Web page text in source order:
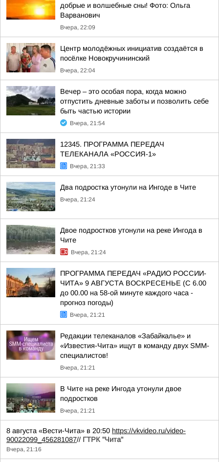
добрые и волшебные сны! Фото: Ольга
Варванович
Вчера, 22:09
Центр молодёжных инициатив создаётся в
посёлке Новокручининский
Вчера, 22:04
Вечер – это особая пора, когда можно
отпустить дневные заботы и позволить себе
быть частью истории
Вчера, 21:54
12345. ПРОГРАММА ПЕРЕДАЧ
ТЕЛЕКАНАЛА «РОССИЯ-1»
Вчера, 21:33
Два подростка утонули на Ингоде в Чите
Вчера, 21:24
Двое подростков утонули на реке Ингода в
Чите
Вчера, 21:24
ПРОГРАММА ПЕРЕДАЧ «РАДИО РОССИИ-
ЧИТА» 9 АВГУСТА ВОСКРЕСЕНЬЕ (С 6.00
до 00.00 на 58-ой минуте каждого часа -
прогноз погоды)
Вчера, 21:21
Редакции телеканалов «Забайкалье» и
«Известия-Чита» ищут в команду двух SMM-
специалистов!
Вчера, 21:21
В Чите на реке Ингода утонули двое
подростков
Вчера, 21:21
8 августа «Вести-Чита» в 20:50 https://vkvideo.ru/video-
90022099_456281087// ГТРК "Чита"
Вчера, 21:16